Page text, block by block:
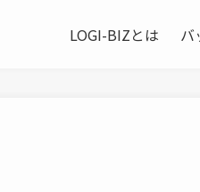
LOGI-BIZとは バ